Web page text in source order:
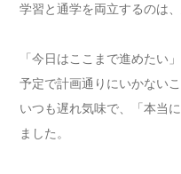
学習と通学を両立するのは
「今日はここまで進めたい
予定で計画通りにいかない
いつも遅れ気味で、「本当
ました。